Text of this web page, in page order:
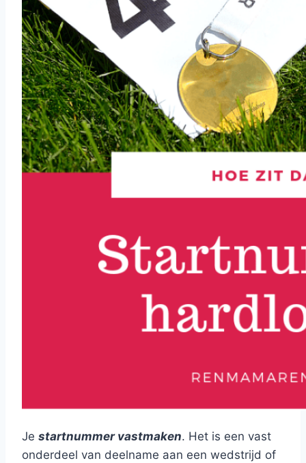
Je startnummer vastmaken. Het is een vast
onderdeel van deelname aan een wedstrijd of